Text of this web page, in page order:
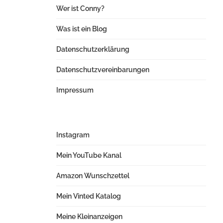
Wer ist Conny?
Was ist ein Blog
Datenschutzerklärung
Datenschutzvereinbarungen
Impressum
Instagram
Mein YouTube Kanal
Amazon Wunschzettel
Mein Vinted Katalog
Meine Kleinanzeigen